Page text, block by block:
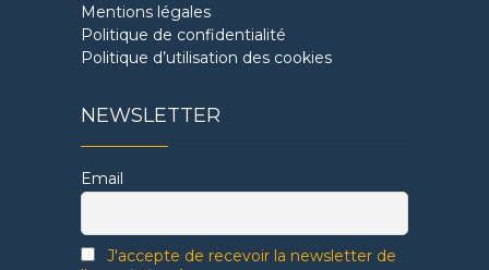
Mentions légales
Politique de confidentialité
Politique d’utilisation des cookies
NEWSLETTER
Email
J'accepte de recevoir la newsletter de